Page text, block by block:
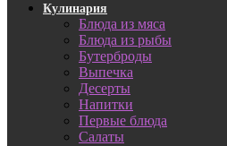
Кулинария
Блюда из мяса
Блюда из рыбы
Бутерброды
Выпечка
Десерты
Напитки
Первые блюда
Салаты